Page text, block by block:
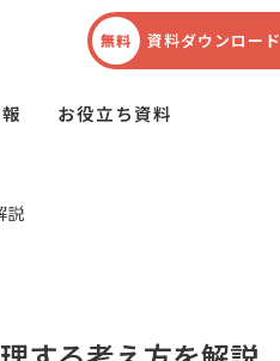
お役立ち資料
無料 資料ダウンロード
説